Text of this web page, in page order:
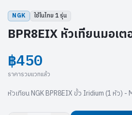
NGK ใช้ในไทย 1รุ่น
BPR8EIX หัวเทียนมอเ
฿450
ราคารวมแวทแล้ว
หัวเทียน NGK BPR8EIX ขั้ว Iridium (1 หัว) -